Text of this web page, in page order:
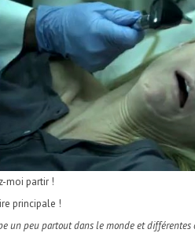
moi partir !
principale !
un peu partout dans le monde et différentes